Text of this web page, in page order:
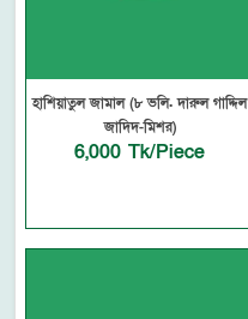
হাশিয়াতুল জামাল (৮ ভলি. দারুল গাদ্দিল
জাদিদ-মিশর)
6,000 Tk/Piece